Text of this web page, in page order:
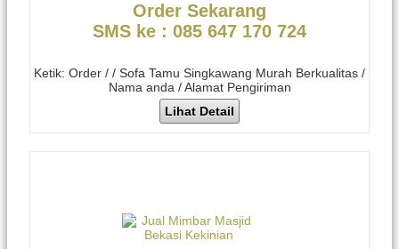
Order Sekarang
SMS ke : 085 647 170 724
Ketik: Order / / Sofa Tamu Singkawang Murah Berkualitas /
Nama anda / Alamat Pengiriman
Lihat Detail